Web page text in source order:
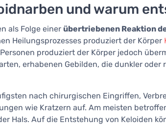
und warum
als Folge einer übertriebenen Reaktion
Heilungsprozesses produziert der Körper
produziert der Körper jedoch
erhabenen Gebilden, die dunkler oder
nach chirurgischen Eingriffen,
wie Kratzern auf. Am meisten
Hals. Auf die Entstehung von Keloiden